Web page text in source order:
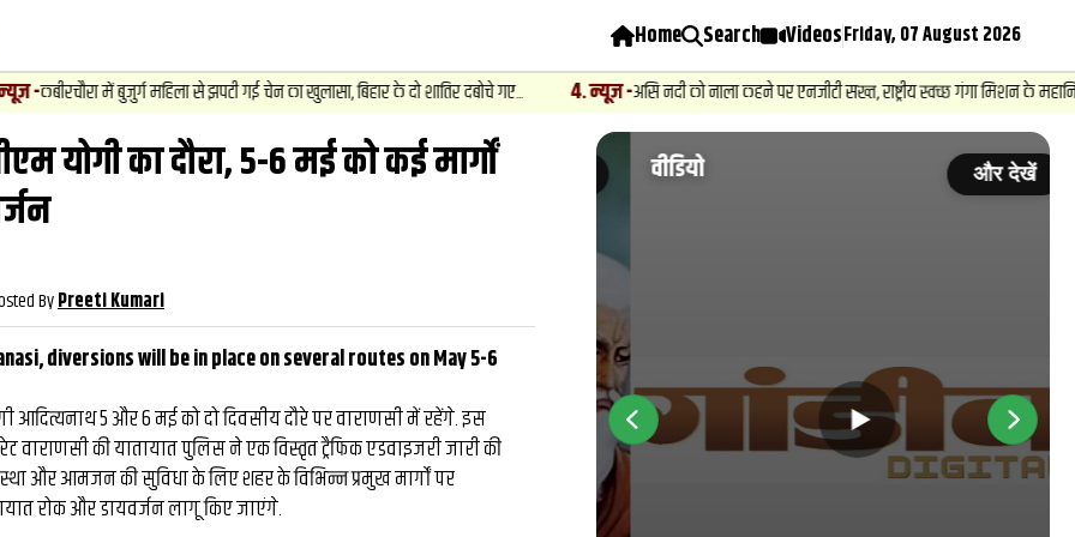
Home Search VideosFriday, 07 August 2026
में बुजुर्ग महिला से झपटी गई चेन का खुलासा, बिहार के दो शातिर दबोचे गए... 4.न्यूज़- असि नदी को नाला कहने पर एनजीटी सख्त, राष्ट्रीय स्वच्छ गंगा मिशन के महानिदेशक तलब
योगी का दौरा, 5-6 मई को कई मार्गों
ByPreeti Kumari
diversions will be in place on several routes on May 5-6
आदित्यनाथ 5 और 6 मई को दो दिवसीय दौरे पर वाराणसी में रहेंगे. इस
वाराणसी की यातायात पुलिस ने एक विस्तृत ट्रैफिक एडवाइजरी जारी की
और आमजन की सुविधा के लिए शहर के विभिन्न प्रमुख मार्गों पर
रोक और डायवर्जन लागू किए जाएंगे.
और देखें वीडियो और देखें वीडियो और देखें